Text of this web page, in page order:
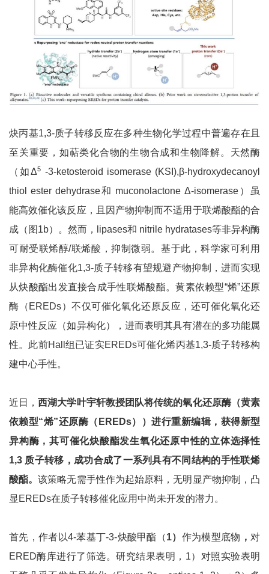
炔丙基1,3-质子转移反应在多种生物化学过程中普遍存在且
至关重要，如萜类化合物的生物合成和生物降解。天然酶
（如Δ5 -3-ketosteroid isomerase (KSI),β-hydroxydecanoyl
thiol ester dehydrase和 muconolactone Δ-isomerase）虽
能高效催化该反应，且因产物抑制而不适用于联烯酸酯的合
成（图1b）。然而，lipases和 nitrile hydratases等非异构酶
可耐受联烯醇/联烯酸，抑制微弱。基于此，科学家可利用
非异构化酶催化1,3-质子转移有望规避产物抑制，进而实现
从炔酸酯出发直接合成手性联烯酸酯。黄素依赖型“烯”还原
酶（EREDs）不仅可催化氧化还原反应，还可催化氧化还
原中性反应（如异构化），进而表明其具有潜在的多功能属
性。此前Hall组已证实EREDs可催化烯丙基1,3-质子转移构
建中心手性。
近日，西湖大学叶宇轩教授团队将传统的氧化还原酶（黄素
依赖型“烯”还原酶（ EREDs））进行重新编辑，获得新型
异构酶，其可催化炔酸酯发生氧化还原中性的立体选择性
1,3 质子转移，成功合成了一系列具有不同结构的手性联烯
酸酯。该策略无需手性作为起始原料，无明显产物抑制，凸
显EREDs在质子转移催化应用中尚未开发的潜力。
首先，作者以4-苯基丁-3-炔酸甲酯（1） 作为模型底物 ， 对
ERED酶库进行了筛选。研究结果表明，1）对照实验表明